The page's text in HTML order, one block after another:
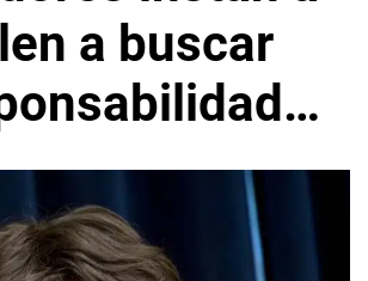
a buscar
jefa del FMI